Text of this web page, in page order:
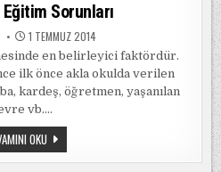
Sorunları
1 TEMMUZ 2014
en belirleyici faktördür.
ilk önce akla okulda verilen
kardeş, öğretmen, yaşanılan
vb….
OKUTÜRKIYE’DE
EĞITIM
SORUNLARI